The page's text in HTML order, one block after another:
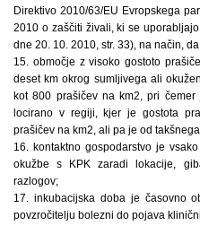
Direktivo 2010/63/EU Evropskega
2010 o zaščiti živali, ki se
dne 20. 10. 2010, str. 33), na način,
15. območje z visoko gostoto
deset km okrog sumljivega ali
kot 800 prašičev na km2, pri
locirano v regiji, kjer je gostota
prašičev na km2, ali pa je od
16. kontaktno gospodarstvo je
okužbe s KPK zaradi lokacije,
razlogov;
17. inkubacijska doba je časovno
povzročitelju bolezni do pojava